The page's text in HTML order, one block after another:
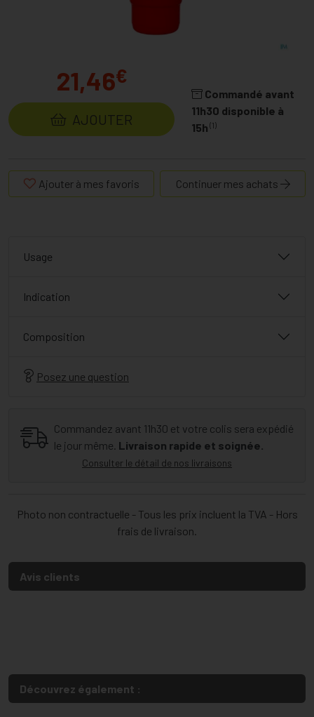
21,46€
AJOUTER
Commandé avant
11h30 disponible à
15h (1)
Ajouter à mes favoris Continuer mes achats
Usage
Indication
Composition
Posez une question
Commandez avant 11h30 et votre colis sera expédié
le jour même. Livraison rapide et soignée.
Consulter le détail de nos livraisons
Photo non contractuelle - Tous les prix incluent la TVA - Hors
frais de livraison.
Avis clients
Découvrez également :